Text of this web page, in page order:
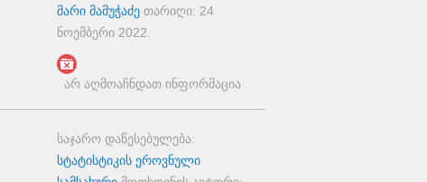
მარი მამუჭაძეთარიღი: 24
ნოემბერი 2022
არ აღმოაჩნდათ ინფორმაცია
საჯარო დაწესებულება:
სტატისტიკის ეროვნული